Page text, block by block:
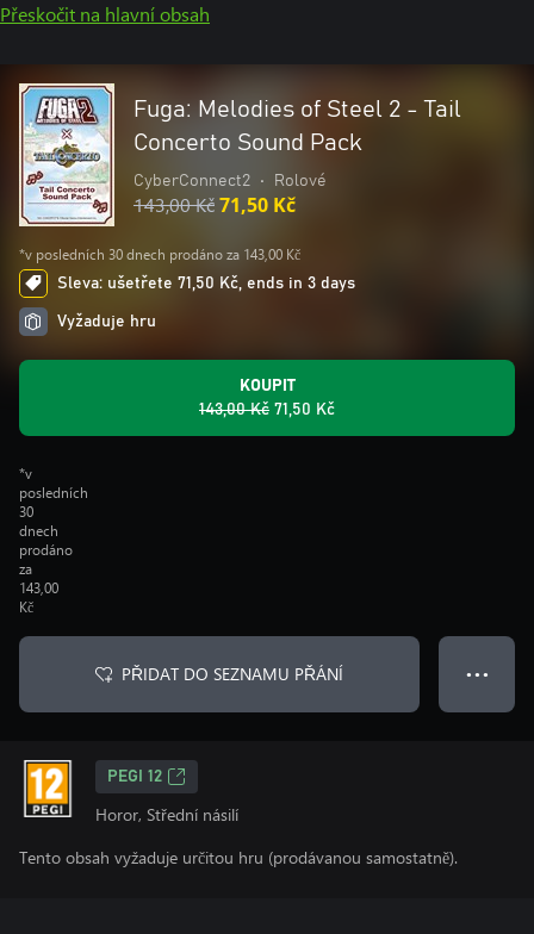
Přeskočit na hlavní obsah
Fuga: Melodies of Steel 2 - Tail
Concerto Sound Pack
CyberConnect2 • Rolové
143,00 Kč71,50 Kč
*v posledních 30 dnech prodáno za 143,00 Kč
Sleva: ušetřete 71,50 Kč, ends in 3 days
Vyžaduje hru
KOUPIT
143,00 Kč 71,50 Kč
*v
posledních
30
dnech
prodáno
za
143,00
Kč
PŘIDAT DO SEZNAMU PŘÁNÍ ● ● ●
PEGI 12
Horor, Střední násilí
Tento obsah vyžaduje určitou hru (prodávanou samostatně).